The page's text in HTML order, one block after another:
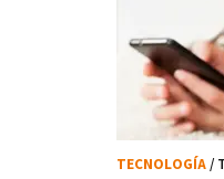
TECNOLOGÍA/